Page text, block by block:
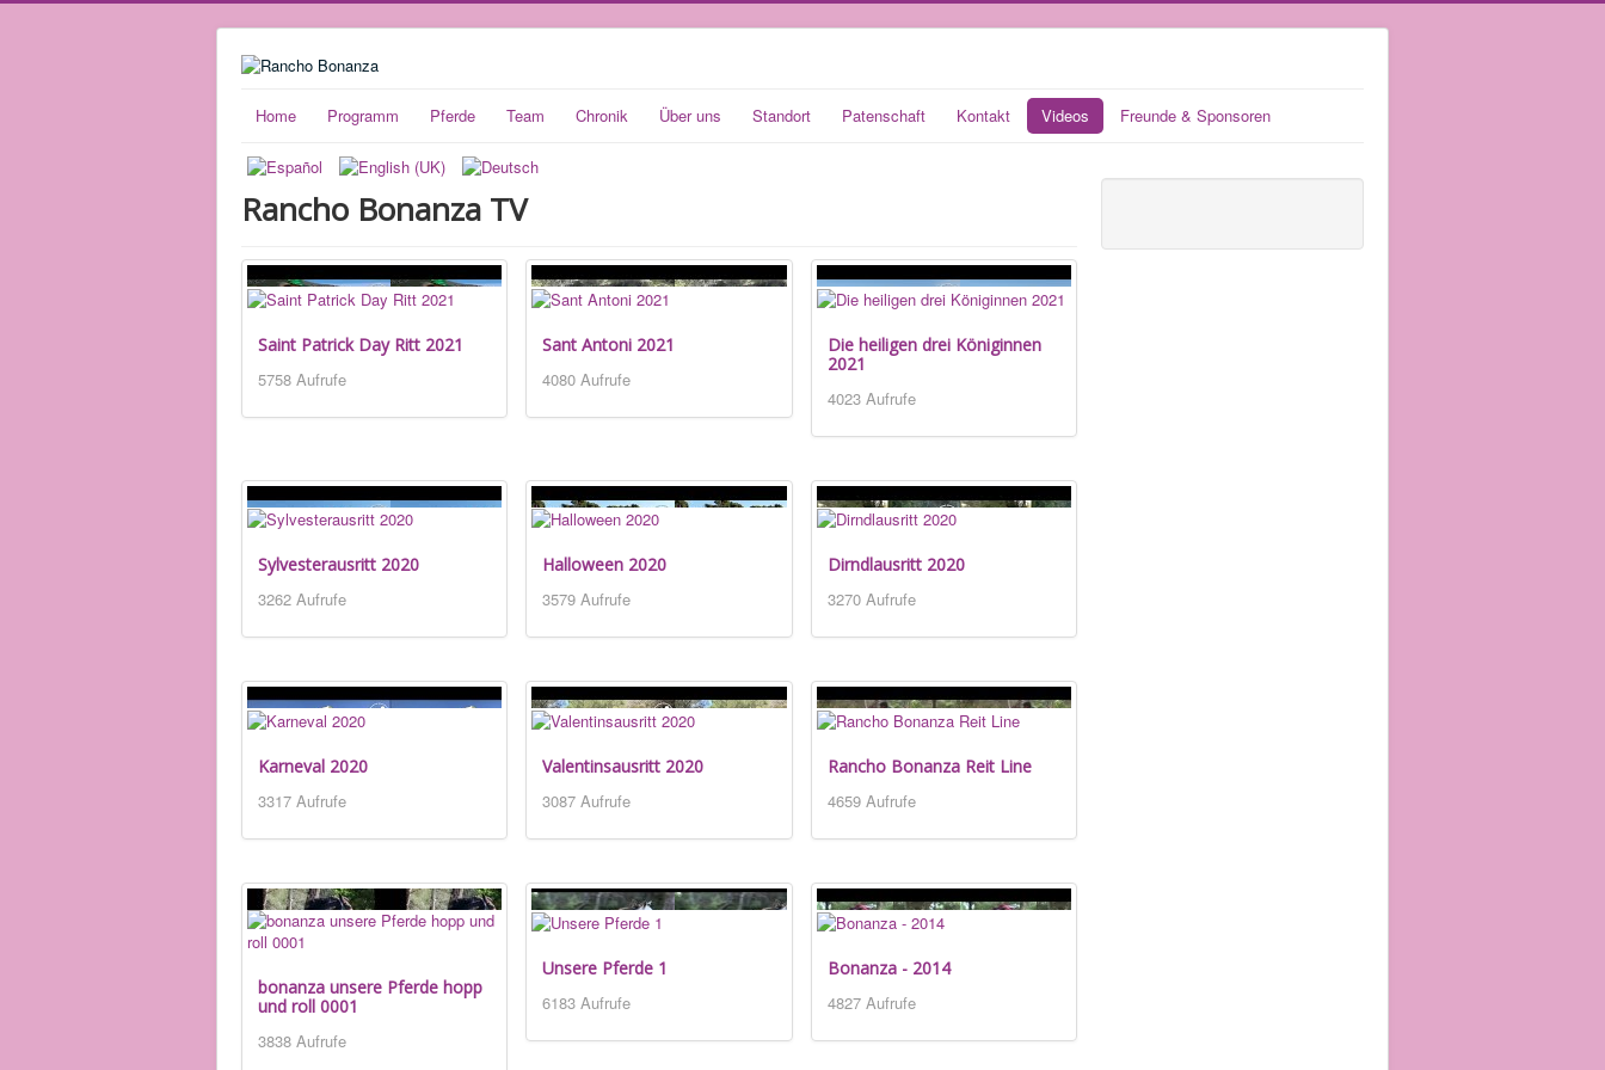
Home Programm Pferde Team Chronik Über uns Standort Patenschaft Kontakt Videos Freunde & Sponsoren
Rancho Bonanza TV
Saint Patrick Day Ritt 2021
5758 Aufrufe
Sant Antoni 2021
4080 Aufrufe
Die heiligen drei Königinnen
2021
4023 Aufrufe
Sylvesterausritt 2020
3262 Aufrufe
Halloween 2020
3579 Aufrufe
Dirndlausritt 2020
3270 Aufrufe
Karneval 2020
3317 Aufrufe
Valentinsausritt 2020
3087 Aufrufe
Rancho Bonanza Reit Line
4659 Aufrufe
bonanza unsere Pferde hopp
und roll 0001
3838 Aufrufe
Unsere Pferde 1
6183 Aufrufe
Bonanza - 2014
4827 Aufrufe